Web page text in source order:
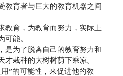
教育者与巨大的教育机器之间
教育，为教育而努力，实际上
能。
是为了脱离自己的教育努力和
栽种的大树树荫下乘凉。
”的可能性，来促进他的教